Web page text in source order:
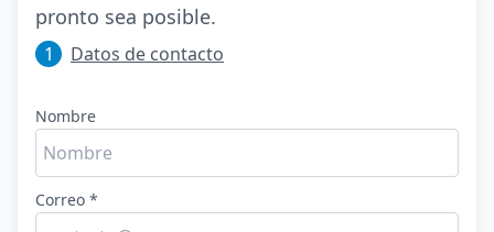
pronto sea posible.
1 Datos de contacto
Nombre
Correo *